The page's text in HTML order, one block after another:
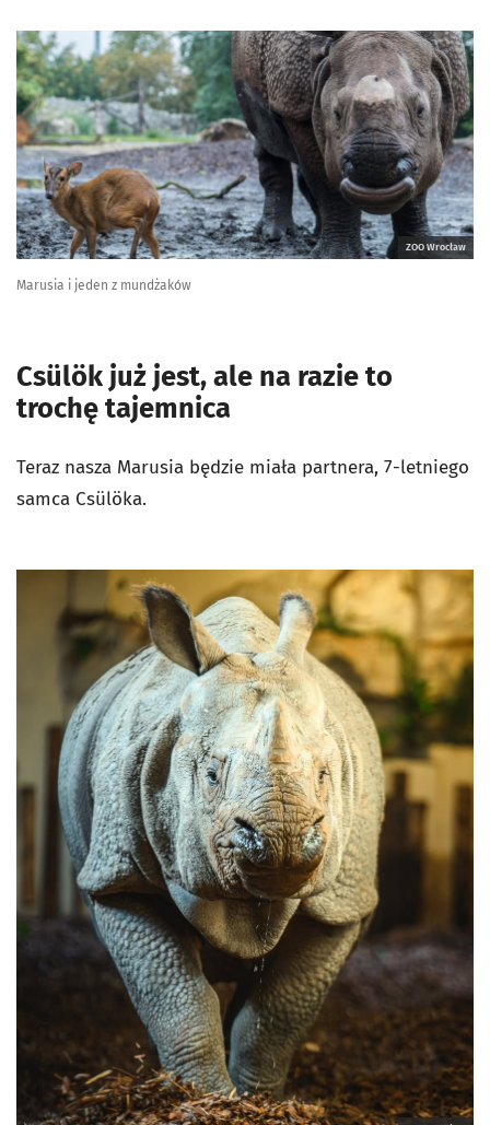
ZOO Wrocław
Marusia i jeden z mundżaków
Csülök już jest, ale na razie to
trochę tajemnica
Teraz nasza Marusia będzie miała partnera, 7-letniego
samca Csülöka.